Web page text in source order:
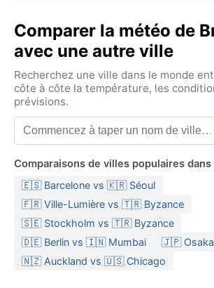
Comparer la météo de
avec une autre ville
Recherchez une ville dans le monde
côte à côte la température, les
prévisions.
Comparaisons de villes populaires
🇪🇸 Barcelone vs 🇰🇷 Séoul
🇫🇷 Ville-Lumière vs 🇹🇷 Byzance
🇸🇪 Stockholm vs 🇹🇷 Byzance
🇩🇪 Berlin vs 🇮🇳 Mumbai
🇯🇵
🇳🇿 Auckland vs 🇺🇸 Chicago